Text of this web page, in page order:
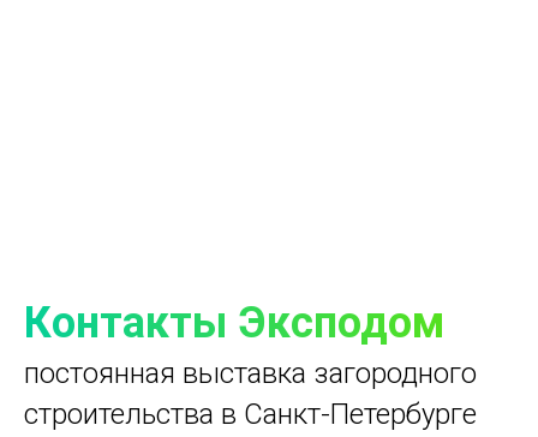
Контакты Эксподом
постоянная выставка загородного
строительства в Санкт-Петербурге